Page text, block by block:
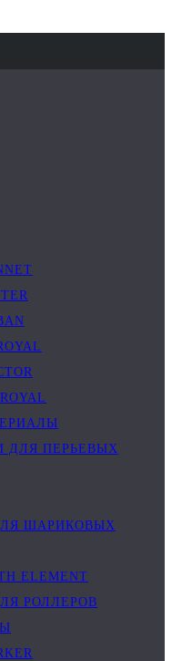
ДЛЯ ПЕРЬЕВЫХ
ШАРИКОВЫХ
ELEMENT
РОЛЛЕРОВ